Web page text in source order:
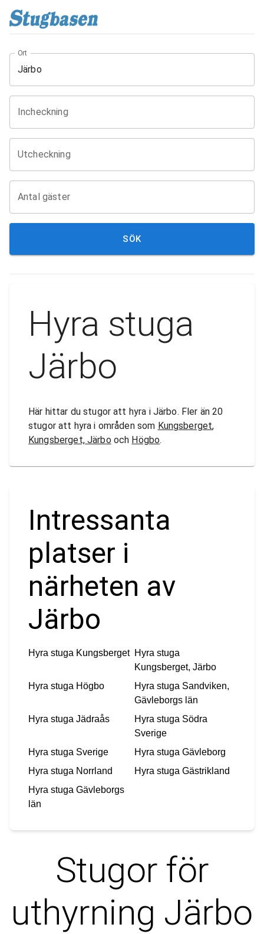
Ort
Incheckning
Utcheckning
Antal gäster
SÖK
Hyra stuga
Järbo
Här hittar du stugor att hyra i Järbo. Fler än 20
stugor att hyra i områden som Kungsberget,
Kungsberget, Järbo och Högbo.
Intressanta
platser i
närheten av
Järbo
Hyra stuga Kungsberget Hyra stuga
Kungsberget, Järbo
Hyra stuga Högbo Hyra stuga Sandviken,
Gävleborgs län
Hyra stuga Jädraås Hyra stuga Södra
Sverige
Hyra stuga Sverige Hyra stuga Gävleborg
Hyra stuga Norrland Hyra stuga Gästrikland
Hyra stuga Gävleborgs
län
Stugor för
uthyrning Järbo